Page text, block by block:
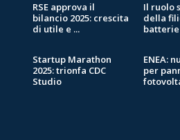
RSE approva il
bilancio 2025: crescita
di utile e ...
Il ruolo
della
batterie
Startup Marathon
2025: trionfa CDC
Studio
ENEA:
per